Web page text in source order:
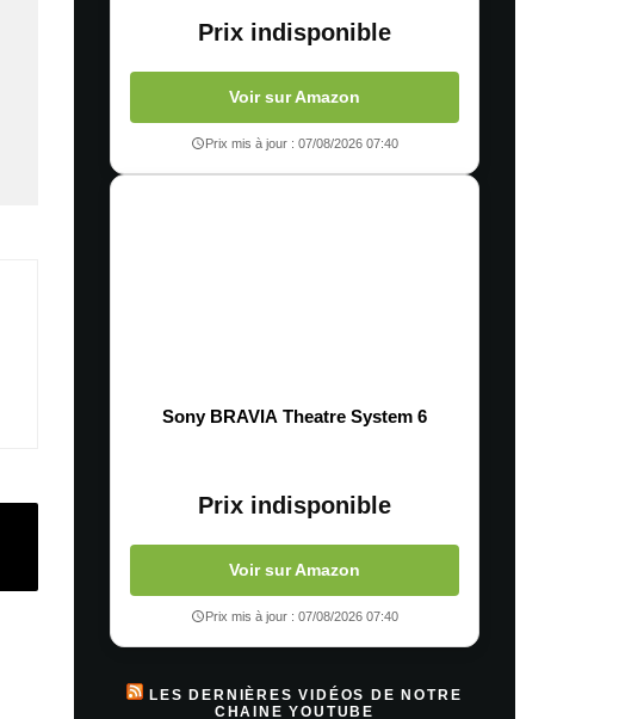
Prix indisponible
Voir sur Amazon
Prix mis à jour : 07/08/2026 07:40
Sony BRAVIA Theatre System 6
Prix indisponible
Voir sur Amazon
Prix mis à jour : 07/08/2026 07:40
LES DERNIÈRES VIDÉOS DE NOTRE
CHAINE YOUTUBE